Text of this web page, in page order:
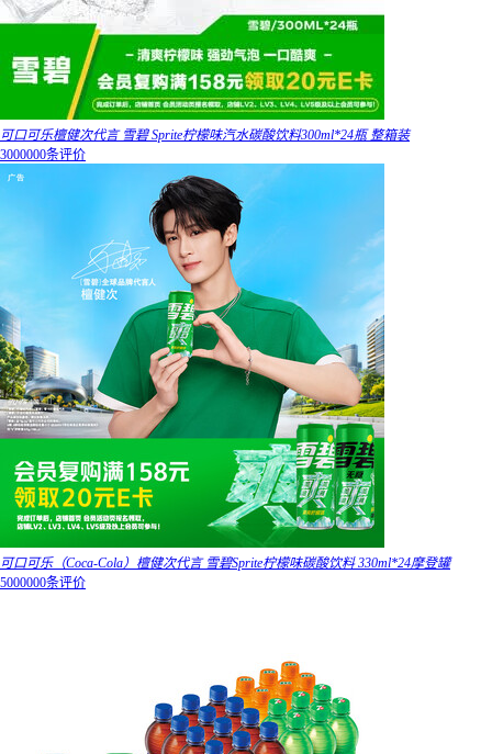
可口可乐檀健次代言 雪碧 Sprite柠檬味汽水碳酸饮料300ml*24瓶 整箱装
3000000条评价
可口可乐（Coca-Cola）檀健次代言 雪碧Sprite柠檬味碳酸饮料 330ml*24摩登罐
5000000条评价